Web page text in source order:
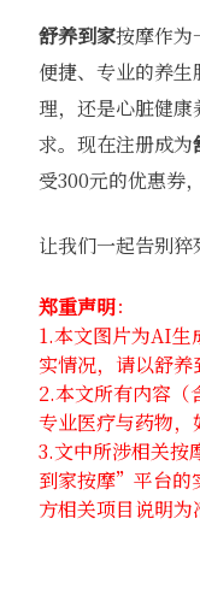
舒养到家按摩作为
便捷、专业的养
理，还是心脏健康
求。现在注册成为
受300元的优惠券
让我们一起告别猝
郑重声明：
1.本文图片为AI生
实情况，请以舒养
2.本文所有内容（
专业医疗与药物，
3.文中所涉相关
到家按摩”平台的
方相关项目说明为